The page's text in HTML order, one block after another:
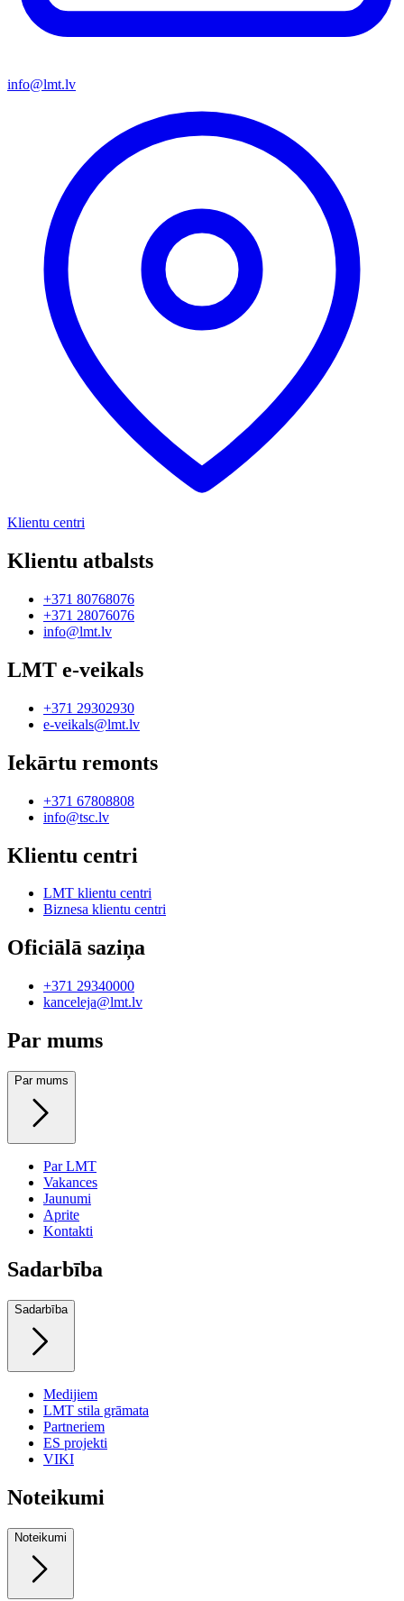
info@lmt.lv
Klientu centri
Klientu atbalsts
+371 80768076
+371 28076076
info@lmt.lv
LMT e-veikals
+371 29302930
e-veikals@lmt.lv
Iekārtu remonts
+371 67808808
info@tsc.lv
Klientu centri
LMT klientu centri
Biznesa klientu centri
Oficiālā saziņa
+371 29340000
kanceleja@lmt.lv
Par mums
Par mums
Par LMT
Vakances
Jaunumi
Aprite
Kontakti
Sadarbība
Sadarbība
Medijiem
LMT stila grāmata
Partneriem
ES projekti
VIKI
Noteikumi
Noteikumi